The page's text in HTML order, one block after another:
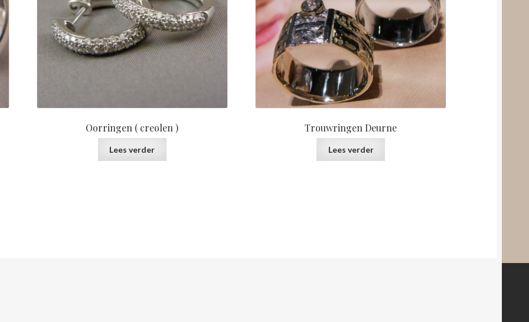
Oorringen ( creolen )
Lees verder
Trouwringen Deurne
Lees verder